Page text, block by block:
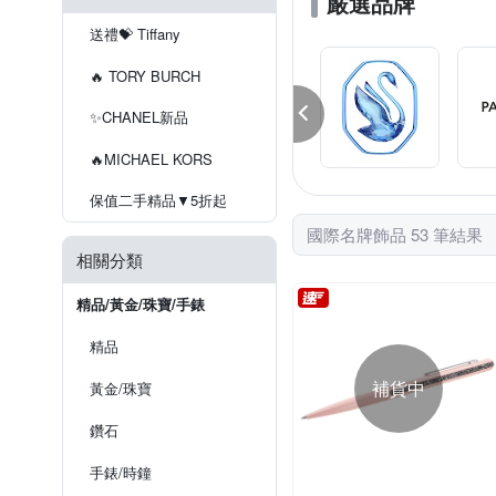
送禮💝 Tiffany
🔥 TORY BURCH
✨CHANEL新品
🔥MICHAEL KORS
保值二手精品▼5折起
相關分類
精品/黃金/珠寶/手錶
精品
黃金/珠寶
鑽石
手錶/時鐘
國際名牌飾品 53 筆結果
補貨中